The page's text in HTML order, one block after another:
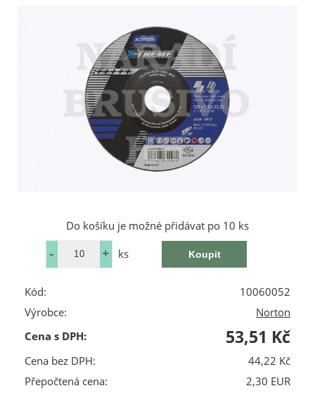
Do košíku je možné přidávat po 10 ks
ks
Kód:
10060052
Výrobce:
Norton
Cena s DPH:
53,51 Kč
Cena bez DPH:
44,22 Kč
Přepočtená cena:
2,30 EUR